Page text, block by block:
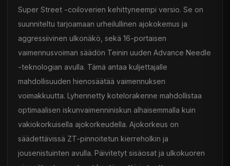
Super Street -coiloverien kehittyneempi versio. Se on
suunniteltu tarjoamaan urheilullinen ajokokemus ja
aggressiivinen ulkonäkö, sekä 16-portaisen
vaimennusvoiman säädön Teinin uuden Advance Needle
-teknologian avulla. Tämä antaa kuljettajalle
mahdollisuuden hienosäätää vaimennuksen
voimakkuutta. Lyhennetty kotelorakenne mahdollistaa
optimaalisen iskunvaimenniniskun alhaisemmalla kuin
vakiokorkuisella ajokorkeudella. Ajokorkeus on
säädettävissä ZT-pinnoitetun kierreholkin ja
jousenistuinten avulla. Päivitetyt sisäosat ja ulkokuoren